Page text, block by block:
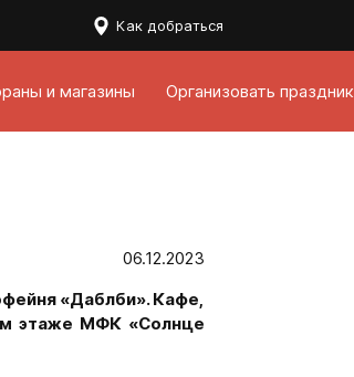
Как добраться
и магазины Организовать праздник
06.12.2023
«Даблби». Кафе,
этаже МФК «Солнце